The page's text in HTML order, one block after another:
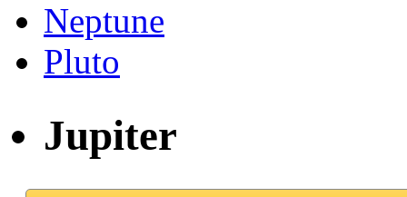
Neptune
Pluto
Jupiter